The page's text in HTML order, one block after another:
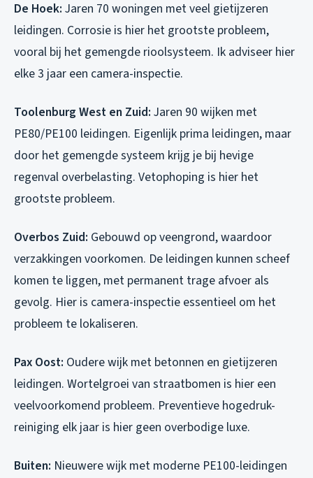
De Hoek: Jaren 70 woningen met veel gietijzeren
leidingen. Corrosie is hier het grootste probleem,
vooral bij het gemengde rioolsysteem. Ik adviseer hier
elke 3 jaar een camera-inspectie.
Toolenburg West en Zuid: Jaren 90 wijken met
PE80/PE100 leidingen. Eigenlijk prima leidingen, maar
door het gemengde systeem krijg je bij hevige
regenval overbelasting. Vetophoping is hier het
grootste probleem.
Overbos Zuid: Gebouwd op veengrond, waardoor
verzakkingen voorkomen. De leidingen kunnen scheef
komen te liggen, met permanent trage afvoer als
gevolg. Hier is camera-inspectie essentieel om het
probleem te lokaliseren.
Pax Oost: Oudere wijk met betonnen en gietijzeren
leidingen. Wortelgroei van straatbomen is hier een
veelvoorkomend probleem. Preventieve hogedruk-
reiniging elk jaar is hier geen overbodige luxe.
Buiten: Nieuwere wijk met moderne PE100-leidingen